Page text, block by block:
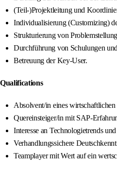
(Teil-)Projektleitung und
Individualisierung (Customizing)
Strukturierung von
Durchführung von Schulungen
Betreuung der Key‑User.
Qualifications
Absolvent/in eines
Quereinsteiger/in mit
Interesse an Technologietrends
Verhandlungssichere
Teamplayer mit Wert auf ein